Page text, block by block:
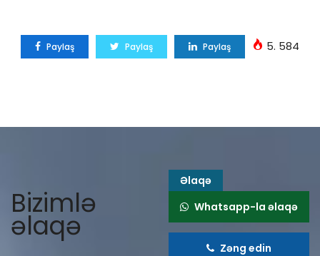
Paylaş Paylaş Paylaş 5. 584
Bizimlə
əlaqə
Əlaqə
Whatsapp-la əlaqə
Zəng edin